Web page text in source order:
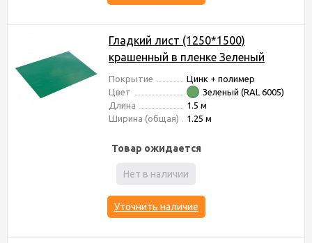
Гладкий лист (1250*1500)
крашенный в пленке Зеленый
Покрытие
Цинк + полимер
Цвет
Зеленый (RAL 6005)
Длина
1.5 м
Ширина (общая)
1.25 м
Товар ожидается
Нет в наличии
Уточнить наличие